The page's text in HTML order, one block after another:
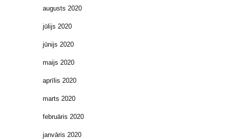
augusts 2020
jūlijs 2020
jūnijs 2020
maijs 2020
aprīlis 2020
marts 2020
februāris 2020
janvāris 2020